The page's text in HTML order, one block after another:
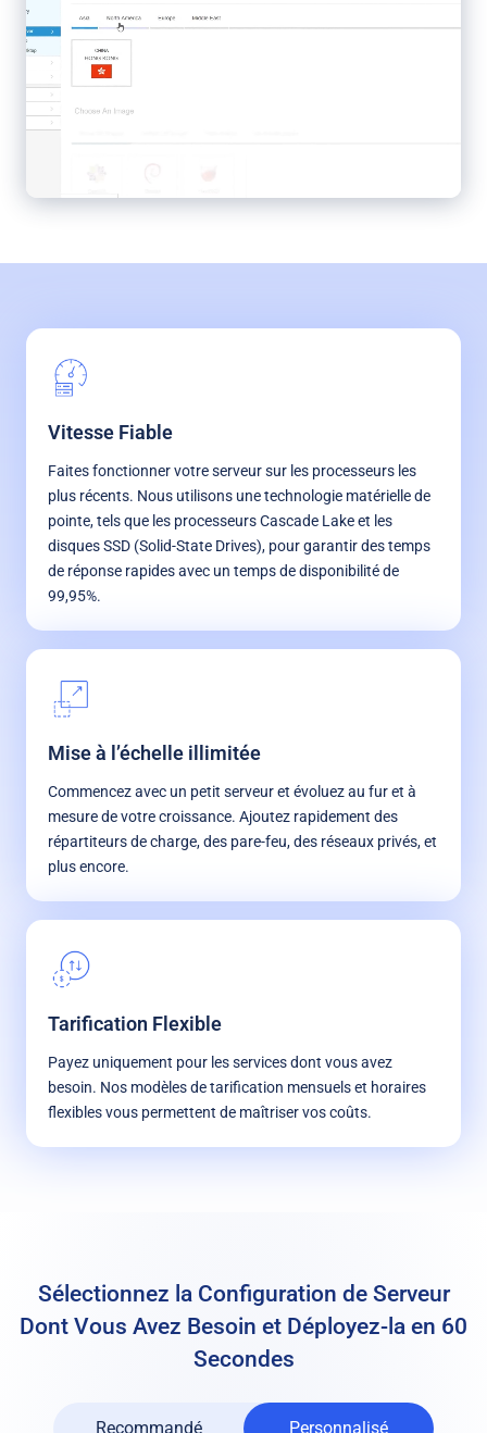
Vitesse Fiable
Faites fonctionner votre serveur sur les processeurs les
plus récents. Nous utilisons une technologie matérielle de
pointe, tels que les processeurs Cascade Lake et les
disques SSD (Solid-State Drives), pour garantir des temps
de réponse rapides avec un temps de disponibilité de
99,95%.
Mise à l’échelle illimitée
Commencez avec un petit serveur et évoluez au fur et à
mesure de votre croissance. Ajoutez rapidement des
répartiteurs de charge, des pare-feu, des réseaux privés, et
plus encore.
Tarification Flexible
Payez uniquement pour les services dont vous avez
besoin. Nos modèles de tarification mensuels et horaires
flexibles vous permettent de maîtriser vos coûts.
Sélectionnez la Configuration de Serveur
Dont Vous Avez Besoin et Déployez-la en 60
Secondes
Recommandé Personnalisé